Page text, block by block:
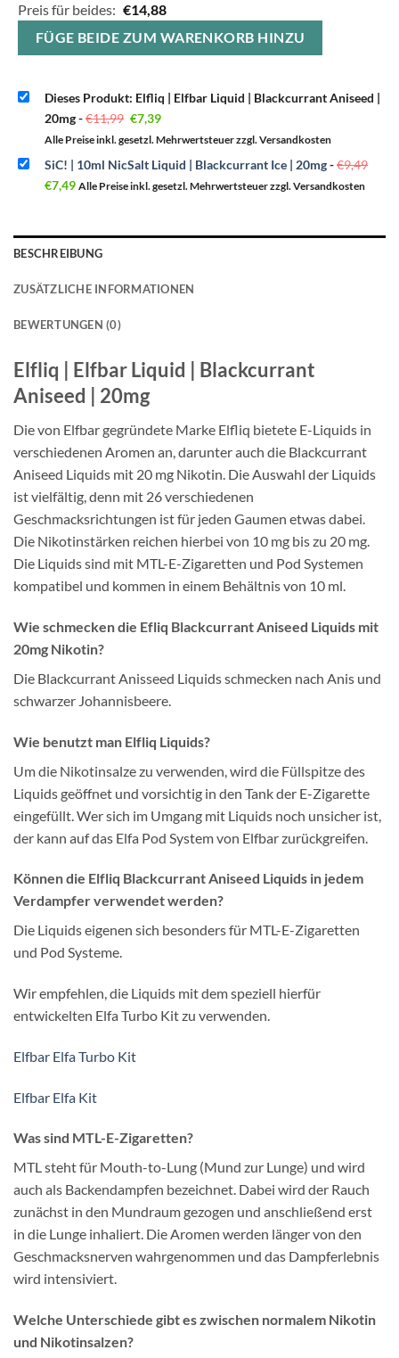
Preis für beides: €14,88
FÜGE BEIDE ZUM WARENKORB HINZU
Dieses Produkt: Elfliq | Elfbar Liquid | Blackcurrant Aniseed |
20mg-€11,99 Ursprünglicher
Preis
war:
€7,39Aktueller
ist:
Alle Preise inkl. gesetzl. Mehrwertsteuer zzgl. Versandkosten
SiC! | 10ml NicSalt Liquid | Blackcurrant Ice | 20mg-€9,49
€7,49Aktueller
Preis
Alle Preise inkl. gesetzl. Mehrwertsteuer zzgl. Versandkosten
BESCHREIBUNG
ZUSÄTZLICHE INFORMATIONEN
BEWERTUNGEN (0)
Elfliq | Elfbar Liquid | Blackcurrant
Aniseed | 20mg
Die von Elfbar gegründete Marke Elfliq bietete E-Liquids in
verschiedenen Aromen an, darunter auch die Blackcurrant
Aniseed Liquids mit 20 mg Nikotin. Die Auswahl der Liquids
ist vielfältig, denn mit 26 verschiedenen
Geschmacksrichtungen ist für jeden Gaumen etwas dabei.
Die Nikotinstärken reichen hierbei von 10 mg bis zu 20 mg.
Die Liquids sind mit MTL-E-Zigaretten und Pod Systemen
kompatibel und kommen in einem Behältnis von 10 ml.
Wie schmecken die Efliq Blackcurrant Aniseed Liquids mit
20mg Nikotin?
Die Blackcurrant Anisseed Liquids schmecken nach Anis und
schwarzer Johannisbeere.
Wie benutzt man Elfliq Liquids?
Um die Nikotinsalze zu verwenden, wird die Füllspitze des
Liquids geöffnet und vorsichtig in den Tank der E-Zigarette
eingefüllt. Wer sich im Umgang mit Liquids noch unsicher ist,
der kann auf das Elfa Pod System von Elfbar zurückgreifen.
Können die Elfliq Blackcurrant Aniseed Liquids in jedem
Verdampfer verwendet werden?
Die Liquids eigenen sich besonders für MTL-E-Zigaretten
und Pod Systeme.
Wir empfehlen, die Liquids mit dem speziell hierfür
entwickelten Elfa Turbo Kit zu verwenden.
Elfbar Elfa Turbo Kit
Elfbar Elfa Kit
Was sind MTL-E-Zigaretten?
MTL steht für Mouth-to-Lung (Mund zur Lunge) und wird
auch als Backendampfen bezeichnet. Dabei wird der Rauch
zunächst in den Mundraum gezogen und anschließend erst
in die Lunge inhaliert. Die Aromen werden länger von den
Geschmacksnerven wahrgenommen und das Dampferlebnis
wird intensiviert.
Welche Unterschiede gibt es zwischen normalem Nikotin
und Nikotinsalzen?